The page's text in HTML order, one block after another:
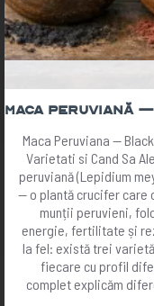
Maca Peruviana —
Varietati si Cand Sa
peruviană (Lepidium
— o plantă crucifer care
munții peruvieni,
energie, fertilitate și
la fel: există trei
fiecare cu profil
complet explicăm